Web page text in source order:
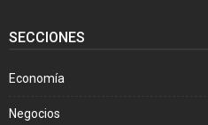
SECCIONES
Economía
Negocios